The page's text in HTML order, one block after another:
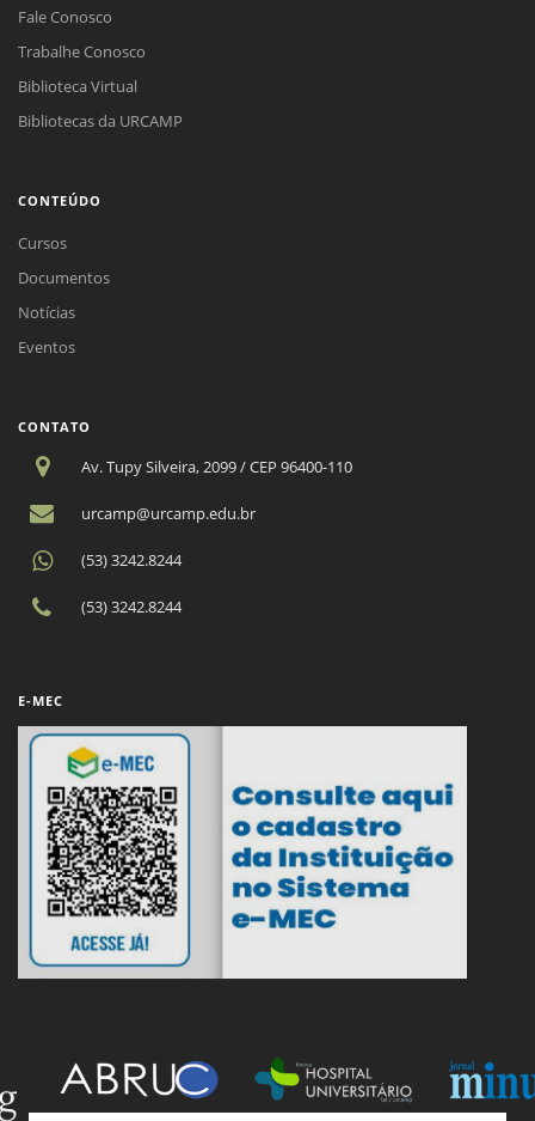
Fale Conosco
Trabalhe Conosco
Biblioteca Virtual
Bibliotecas da URCAMP
CONTEÚDO
Cursos
Documentos
Notícias
Eventos
CONTATO
Av. Tupy Silveira, 2099 / CEP 96400-110
urcamp@urcamp.edu.br
(53) 3242.8244
(53) 3242.8244
E-MEC